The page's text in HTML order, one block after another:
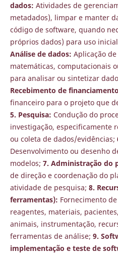
dados: Atividades de
metadados), limpar e manter
código de software, quando
próprios dados) para uso
Análise de dados: Aplicação
matemáticas, computacionais
para analisar ou sintetizar
Recebimento de
financeiro para o projeto que
5. Pesquisa: Condução do
investigação, especificamente
ou coleta de dados/evidências;
Desenvolvimento ou desenho
modelos; 7. Administração do
de direção e coordenação do
atividade de pesquisa; 8.
ferramentas): Fornecimento
reagentes, materiais,
animais, instrumentação,
ferramentas de análise; 9.
implementação e teste de